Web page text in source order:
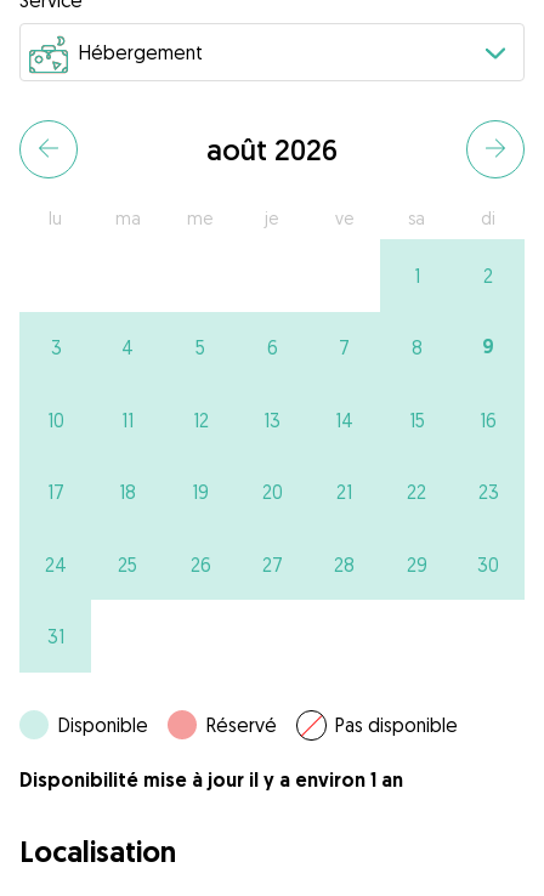
août 2026
lu ma me je ve sa di
1 2
3 4 5 6 7 8 9
10 11 12 13 14 15 16
17 18 19 20 21 22 23
24 25 26 27 28 29 30
31
Disponible Réservé Pas disponible
Disponibilité mise à jour il y a environ 1 an
Localisation